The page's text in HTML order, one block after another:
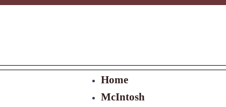
Home
McIntosh